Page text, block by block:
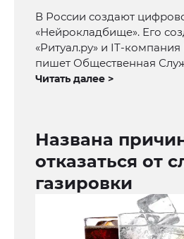
В России создают
«Нейрокладбище». Его
«Ритуал.ру» и IT-
пишет Общественная
Читать далее >
Названа
отказаться от
газировки